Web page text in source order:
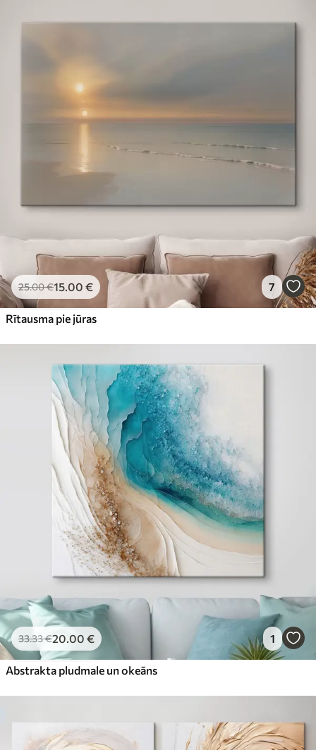
25.00€15.00 € 7
Rītausma pie jūras
33.33€20.00 € 1
Abstrakta pludmale un okeāns